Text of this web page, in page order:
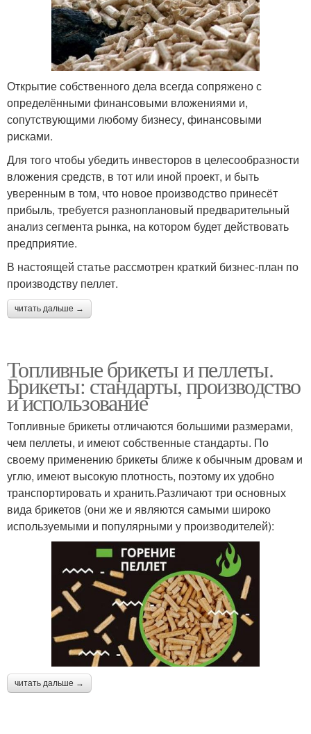
Открытие собственного дела всегда сопряжено с
определёнными финансовыми вложениями и,
сопутствующими любому бизнесу, финансовыми
рисками.
Для того чтобы убедить инвесторов в целесообразности
вложения средств, в тот или иной проект, и быть
уверенным в том, что новое производство принесёт
прибыль, требуется разноплановый предварительный
анализ сегмента рынка, на котором будет действовать
предприятие.
В настоящей статье рассмотрен краткий бизнес-план по
производству пеллет.
читать дальше →
Топливные брикеты и пеллеты.
Брикеты: стандарты, производство
и использование
Топливные брикеты отличаются большими размерами,
чем пеллеты, и имеют собственные стандарты. По
своему применению брикеты ближе к обычным дровам и
углю, имеют высокую плотность, поэтому их удобно
транспортировать и хранить.Различают три основных
вида брикетов (они же и являются самыми широко
используемыми и популярными у производителей):
читать дальше →